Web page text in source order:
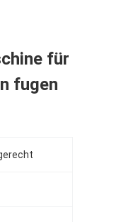
für
fugen